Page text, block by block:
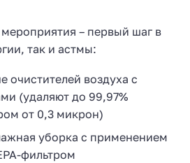
– первый шаг в
так и астмы:
очистителей воздуха с
(удаляют до 99,97%
от 0,3 микрон)
уборка с применением
фильтром